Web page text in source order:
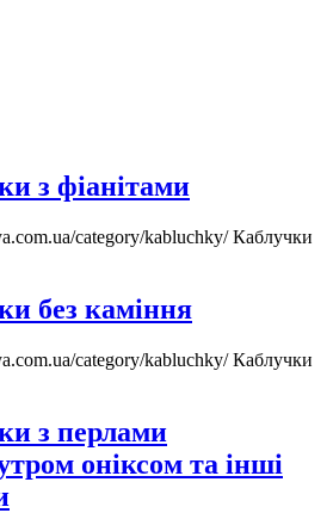
з фіанітами
category/kabluchky/Каблучки
без каміння
category/kabluchky/Каблучки
з перлами
оніксом та інші